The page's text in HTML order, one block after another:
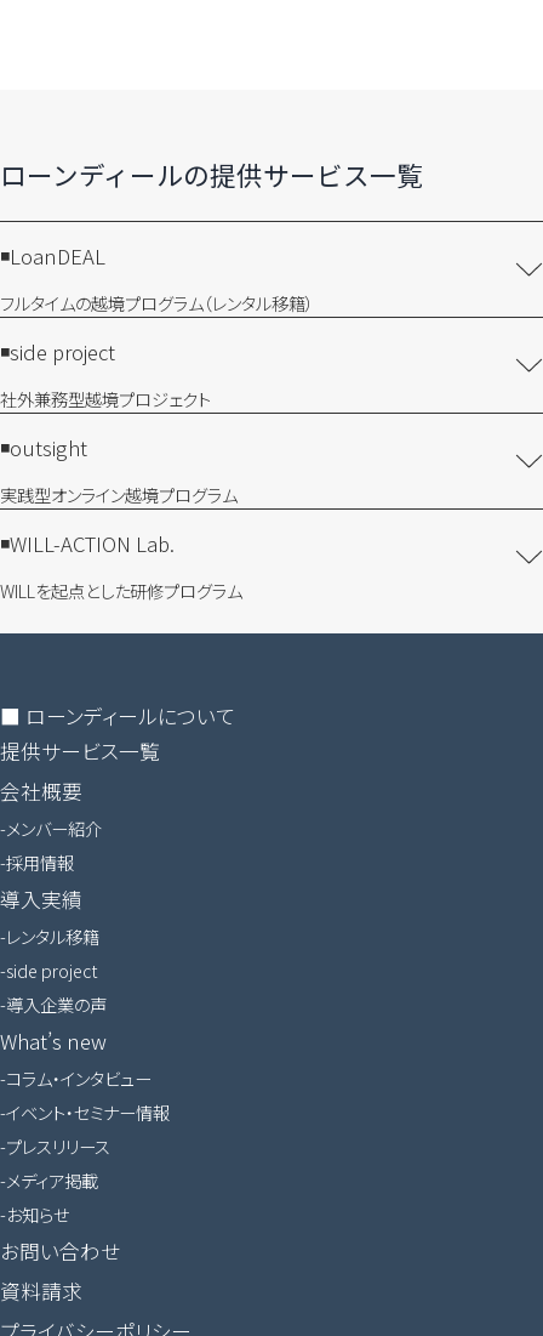
ローンディールの​提供サービス一覧
LoanDEAL
フルタイムの越境プログラム​（レンタル移籍）
side project
社外兼務型​越境プロジェクト
outsight
実践型オンライン​越境プログラム
WILL-ACTION Lab.
WILLを​起点とした​研修プログラム
■ ローンディールに​ついて
提供サービス一覧
会社概要
メンバー紹介
採用情報
導入実績
レンタル移籍
side project
導入企業の声
What’s new
コラム・インタビュー
イベント・セミナー情報
プレスリリース
メディア掲載
お知らせ
お問い合わせ
資料請求